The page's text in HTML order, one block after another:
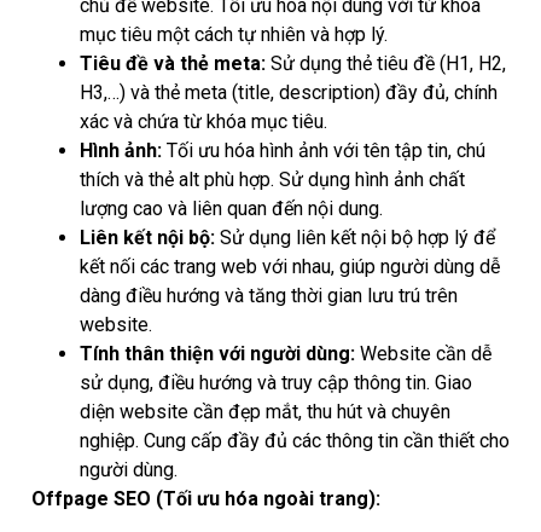
chủ đề website. Tối ưu hóa nội dung với từ khóa
mục tiêu một cách tự nhiên và hợp lý.
Tiêu đề và thẻ meta: Sử dụng thẻ tiêu đề (H1, H2,
H3,…) và thẻ meta (title, description) đầy đủ, chính
xác và chứa từ khóa mục tiêu.
Hình ảnh: Tối ưu hóa hình ảnh với tên tập tin, chú
thích và thẻ alt phù hợp. Sử dụng hình ảnh chất
lượng cao và liên quan đến nội dung.
Liên kết nội bộ: Sử dụng liên kết nội bộ hợp lý để
kết nối các trang web với nhau, giúp người dùng dễ
dàng điều hướng và tăng thời gian lưu trú trên
website.
Tính thân thiện với người dùng: Website cần dễ
sử dụng, điều hướng và truy cập thông tin. Giao
diện website cần đẹp mắt, thu hút và chuyên
nghiệp. Cung cấp đầy đủ các thông tin cần thiết cho
người dùng.
Offpage SEO (Tối ưu hóa ngoài trang):